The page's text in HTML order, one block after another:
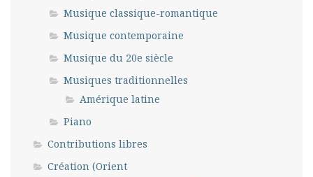
Musique classique-romantique
Musique contemporaine
Musique du 20e siècle
Musiques traditionnelles
Amérique latine
Piano
Contributions libres
Création (Orient